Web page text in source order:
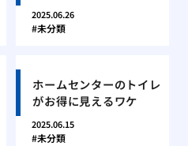
2025.06.26
未分類
ホームセンターのトイレ
がお得に見えるワケ
2025.06.15
未分類